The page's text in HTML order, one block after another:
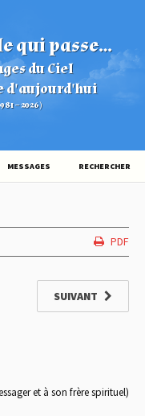
qui passe...
du Ciel
d'aujourd'hui
– 2026)
MESSAGES RECHERCHER
PDF
SUIVANT
et à son frère spirituel)